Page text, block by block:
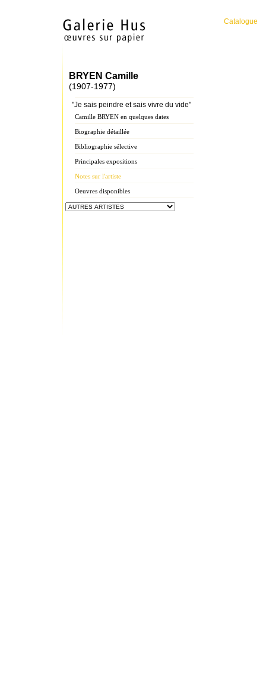
Catalogue
BRYEN Camille
(1907-1977)
"Je sais peindre et sais vivre du vide"
Camille BRYEN en quelques dates
Biographie détaillée
Bibliographie sélective
Principales expositions
Notes sur l'artiste
Oeuvres disponibles